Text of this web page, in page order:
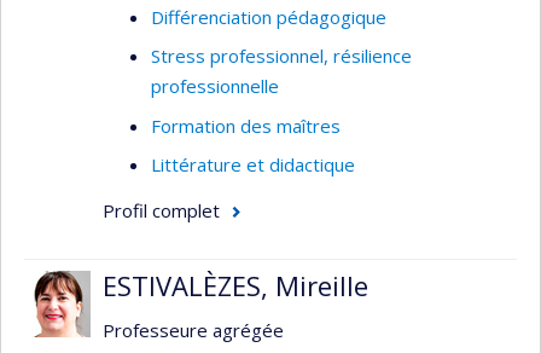
Différenciation pédagogique
Stress professionnel, résilience
professionnelle
Formation des maîtres
Littérature et didactique
Profil complet
ESTIVALÈZES, Mireille
Professeure agrégée